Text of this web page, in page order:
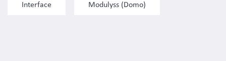
Interface Modulyss (Domo)